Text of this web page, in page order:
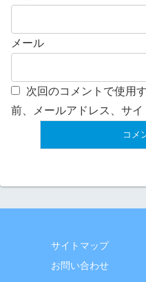
メール
次回のコメントで使用
前、メールアドレス、サイ
サイトマップ
お問い合わせ